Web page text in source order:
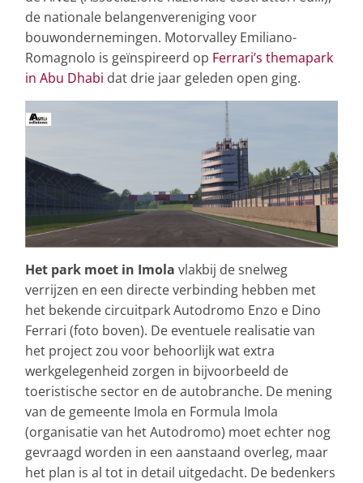
de nationale belangenvereniging voor
bouwondernemingen. Motorvalley Emiliano-
Romagnolo is geïnspireerd op Ferrari’s themapark
in Abu Dhabi dat drie jaar geleden open ging.
Het park moet in Imola vlakbij de snelweg
verrijzen en een directe verbinding hebben met
het bekende circuitpark Autodromo Enzo e Dino
Ferrari (foto boven). De eventuele realisatie van
het project zou voor behoorlijk wat extra
werkgelegenheid zorgen in bijvoorbeeld de
toeristische sector en de autobranche. De mening
van de gemeente Imola en Formula Imola
(organisatie van het Autodromo) moet echter nog
gevraagd worden in een aanstaand overleg, maar
het plan is al tot in detail uitgedacht. De bedenkers